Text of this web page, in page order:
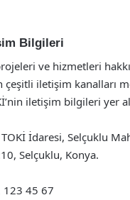
Bilgileri
ve hizmetleri
iletişim kanalları
iletişim bilgileri yer
İdaresi, Selçuklu
Selçuklu, Konya.
45 67